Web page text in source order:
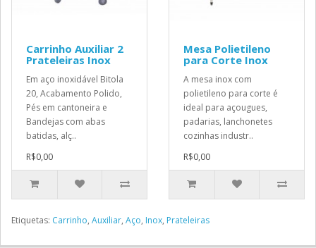
Carrinho Auxiliar 2
Prateleiras Inox
Em aço inoxidável Bitola
20, Acabamento Polido,
Pés em cantoneira e
Bandejas com abas
batidas, alç..
R$0,00
Mesa Polietileno
para Corte Inox
A mesa inox com
polietileno para corte é
ideal para açougues,
padarias, lanchonetes
cozinhas industr..
R$0,00
Etiquetas: Carrinho, Auxiliar, Aço, Inox, Prateleiras